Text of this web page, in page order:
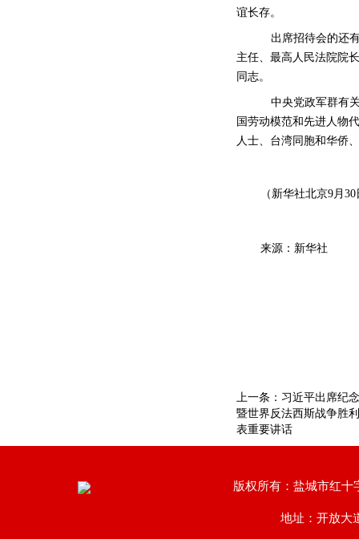
谊长存。
出席招待会的还
主任、最高人民法院院
同志。
中央党政军群有
国劳动模范和先进人物
人士、台湾同胞和华侨
（新华社北京9月
来源：新华社
上一条： 习近平出席纪
暨世界反法西斯战争胜
表重要讲话
版权所有：盐城市红十
地址：开放大